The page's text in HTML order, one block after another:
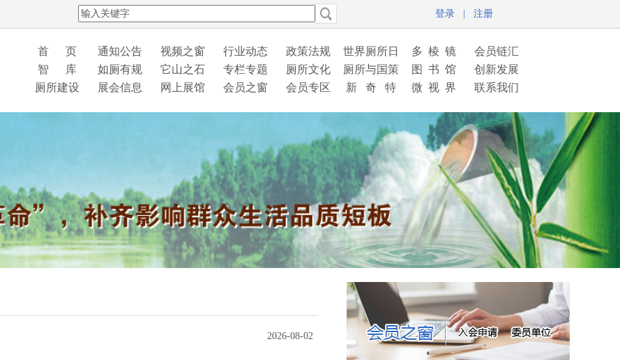
登录 注册
首 页 通知公告 视频之窗 行业动态 政策法规 世界厕所日 多 棱 镜
会员链汇
智 库
如厕有规 它山之石 专栏专题 厕所文化 厕所与国策 图 书 馆
创新发展
厕所建设
展会信息 网上展馆 会员之窗 会员专区 新 奇 特 微 视 界 联系我们
2026-08-02